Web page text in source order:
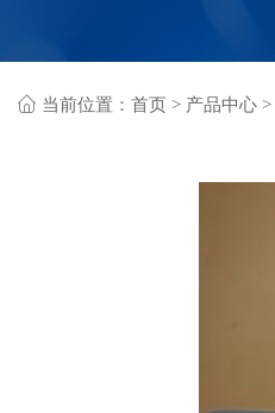
当前位置： 首页 > 产品中心 >